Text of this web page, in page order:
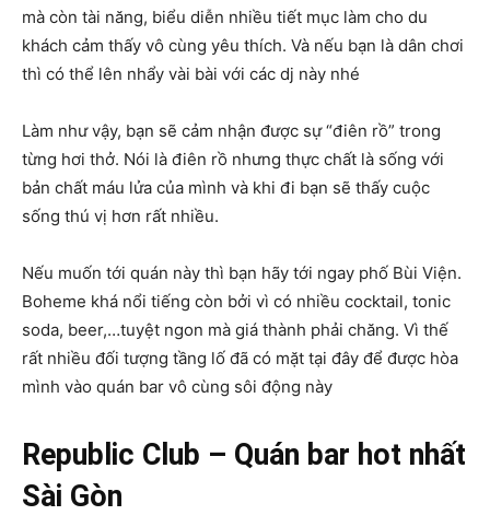
mà còn tài năng, biểu diễn nhiều tiết mục làm cho du
khách cảm thấy vô cùng yêu thích. Và nếu bạn là dân chơi
thì có thể lên nhẩy vài bài với các dj này nhé
Làm như vậy, bạn sẽ cảm nhận được sự “điên rồ” trong
từng hơi thở. Nói là điên rồ nhưng thực chất là sống với
bản chất máu lửa của mình và khi đi bạn sẽ thấy cuộc
sống thú vị hơn rất nhiều.
Nếu muốn tới quán này thì bạn hãy tới ngay phố Bùi Viện.
Boheme khá nổi tiếng còn bởi vì có nhiều cocktail, tonic
soda, beer,…tuyệt ngon mà giá thành phải chăng. Vì thế
rất nhiều đối tượng tầng lố đã có mặt tại đây để được hòa
mình vào quán bar vô cùng sôi động này
Republic Club – Quán bar hot nhất
Sài Gòn